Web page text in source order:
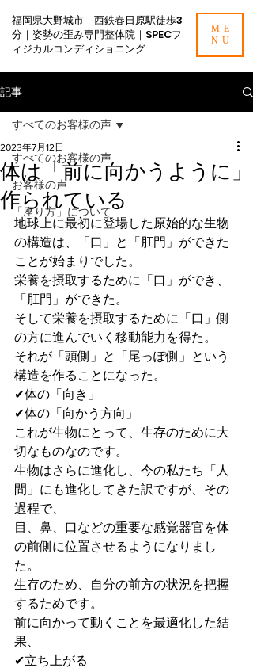
福岡県大野城市｜西鉄春日原駅徒歩3
分｜姿勢の歪み専門整体院｜SPECフ
ィジカルコンディショニング
ME
NU
記事
すべてのお客様の声
お客様の声
「座り方」について
すべてのお客様の声
体は「前に向かうように」
作られている
2023年7月12日
地球上に最初に登場した原始的な生物
の構造は、「口」と「肛門」ができた
ことが始まりでした。
栄養を摂取するために「口」ができ、
「肛門」ができた。
そして栄養を摂取するために「口」側
の方に進んでいく移動能力を得た。
それが「頭側」と「尾っぽ側」という
構造を作ることになった。
✔︎体の「向き」
✔︎体の「向かう方向」
これが生物にとって、生存のために大
切なものなのです。
生物はさらに進化し、今の私たち「人
間」にも進化してきた訳ですが、その
過程で、
目、鼻、口などの重要な感覚器官を体
の前側に位置させるようになりまし
た。
生存のため、自分の前方の状況を把握
するためです。
前に向かって動くことを最適化した結
果、
✔︎立ち上がる